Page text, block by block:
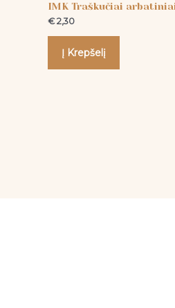
IMK Traškučiai
€2,30
Į Krepšelį